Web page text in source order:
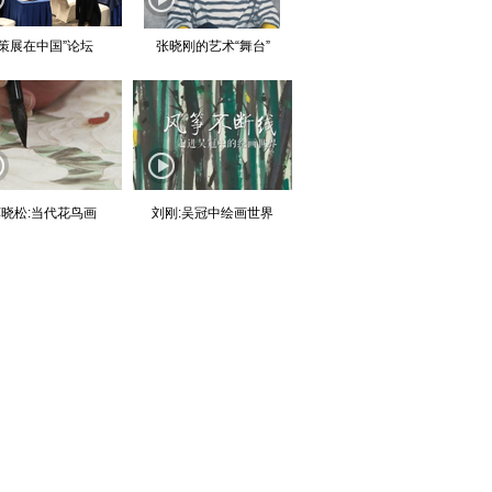
展在中国”论坛 张晓刚的艺术“舞台”
松:当代花鸟画 刘刚:吴冠中绘画世界